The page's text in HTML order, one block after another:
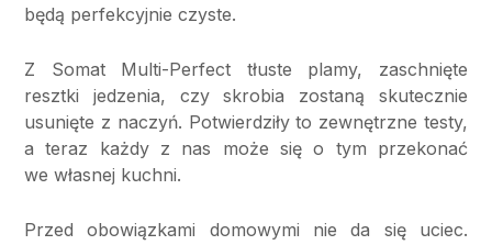
będą perfekcyjnie czyste.
Z Somat Multi-Perfect tłuste plamy, zaschnięte
resztki jedzenia, czy skrobia zostaną skutecznie
usunięte z naczyń. Potwierdziły to zewnętrzne testy,
a teraz każdy z nas może się o tym przekonać
we własnej kuchni.
Przed obowiązkami domowymi nie da się uciec.